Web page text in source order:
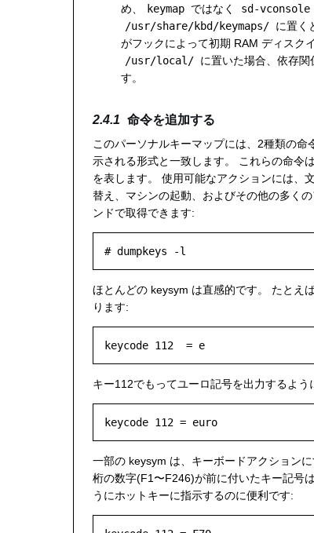
め、
keymap ではなく sd-vconsole
/usr/share/kbd/keymaps/ に置く
がフックによって初期 RAM ディスク
/usr/local/ に置いた場合、依存関
す。
命令を追加する
このパーソナルキーマップには、2種類の命
示される形式と一致します。 これらの命令
を表します。 使用可能なアクションには、
替え、マシンの起動、およびその他の多く
ンドで取得できます:
ほとんどの keysym は直感的です。 たとえ
ります:
キー112でもってユーロ記号を出力するよ
一部の keysym は、キーボードアクション
桁の数字(F1〜F246)が前に付いたキー記号
うにホットキーに指示するのに便利です: